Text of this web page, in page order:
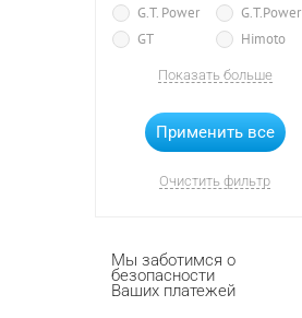
G.T. Power
G.T.Power
GT
Himoto
Remo Hobby
Speedway Slide
Показать больше
Очистить фильтр
Мы заботимся о
безопасности
Ваших платежей